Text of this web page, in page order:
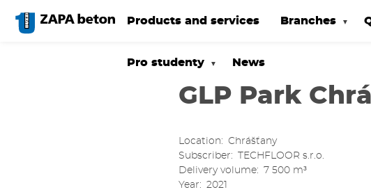
main
Products and services Branches
Pro studenty News
GLP Park
Location
Chrášťany
Subscriber
TECHFLOOR s.r.o.
Delivery volume
7 500 m³
Year
2021